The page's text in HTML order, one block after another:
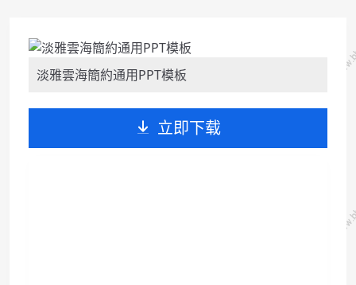
淡雅雲海簡約通用PPT模板
立即下载